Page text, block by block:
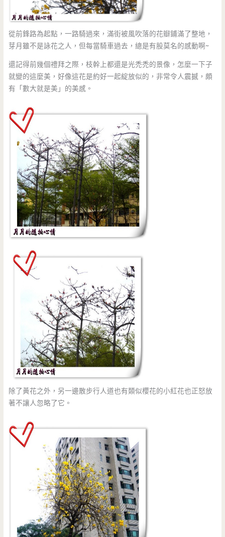
從前鋒路為起點，一路騎過來，滿街被風吹落的花瓣鋪滿了整地，
芽月雖不是詠花之人，但每當騎車過去，總是有股莫名的感動啊~
還記得前幾個禮拜之際，枝幹上都還是光禿禿的景像，怎麼一下子
就變的這麼美，好像這花是約好一起綻放似的，非常令人震撼，頗
有「數大就是美」的美感。
除了黃花之外，另一邊散步行人道也有類似櫻花的小紅花也正怒放
著不讓人忽略了它。